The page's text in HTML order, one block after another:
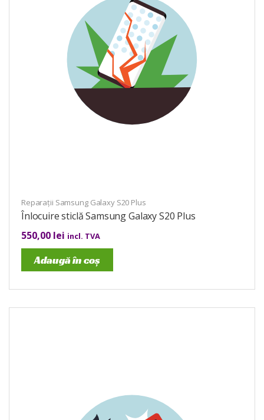
Reparații Samsung Galaxy S20 Plus
Înlocuire sticlă Samsung Galaxy S20 Plus
550,00 lei incl. TVA
Adaugă în coș